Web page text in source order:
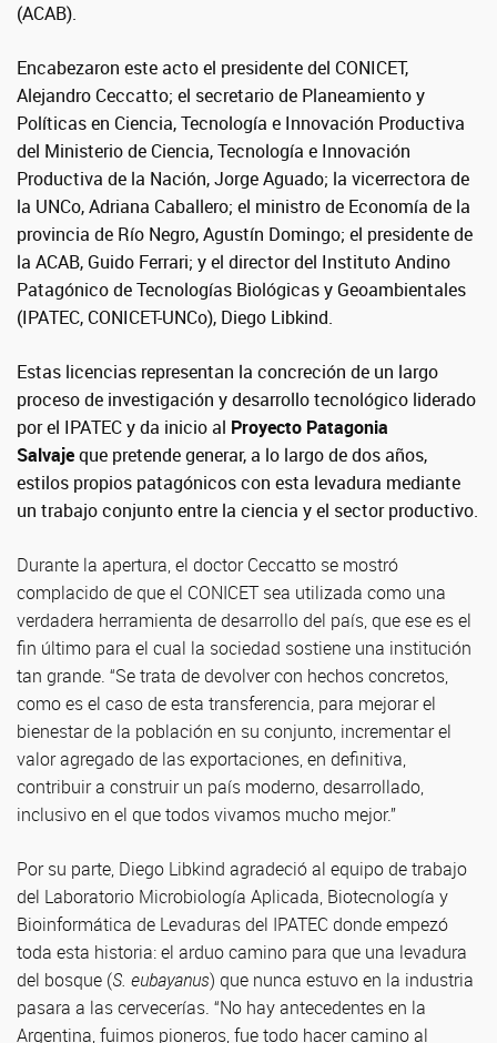
(ACAB).
Encabezaron este acto el presidente del CONICET,
Alejandro Ceccatto; el secretario de Planeamiento y
Políticas en Ciencia, Tecnología e Innovación Productiva
del Ministerio de Ciencia, Tecnología e Innovación
Productiva de la Nación, Jorge Aguado; la vicerrectora de
la UNCo, Adriana Caballero; el ministro de Economía de la
provincia de Río Negro, Agustín Domingo; el presidente de
la ACAB, Guido Ferrari; y el director del Instituto Andino
Patagónico de Tecnologías Biológicas y Geoambientales
(IPATEC, CONICET-UNCo), Diego Libkind.
Estas licencias representan la concreción de un largo
proceso de investigación y desarrollo tecnológico liderado
por el IPATEC y da inicio al Proyecto Patagonia
Salvajeque pretende generar, a lo largo de dos años,
estilos propios patagónicos con esta levadura mediante
un trabajo conjunto entre la ciencia y el sector productivo.
Durante la apertura, el doctor Ceccatto se mostró
complacido de que el CONICET sea utilizada como una
verdadera herramienta de desarrollo del país, que ese es el
fin último para el cual la sociedad sostiene una institución
tan grande. “Se trata de devolver con hechos concretos,
como es el caso de esta transferencia, para mejorar el
bienestar de la población en su conjunto, incrementar el
valor agregado de las exportaciones, en definitiva,
contribuir a construir un país moderno, desarrollado,
inclusivo en el que todos vivamos mucho mejor.”
Por su parte, Diego Libkind agradeció al equipo de trabajo
del Laboratorio Microbiología Aplicada, Biotecnología y
Bioinformática de Levaduras del IPATEC donde empezó
toda esta historia: el arduo camino para que una levadura
del bosque (S. eubayanus) que nunca estuvo en la industria
pasara a las cervecerías. “No hay antecedentes en la
Argentina, fuimos pioneros, fue todo hacer camino al